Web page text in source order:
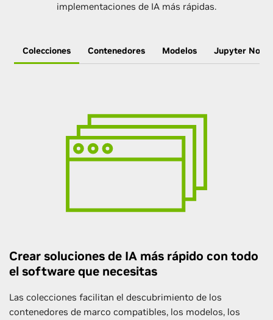
implementaciones de IA más rápidas.
Colecciones Contenedores Modelos Jupyter
Crear soluciones de IA más rápido con todo
el software que necesitas
Las colecciones facilitan el descubrimiento de los
contenedores de marco compatibles, los modelos, los